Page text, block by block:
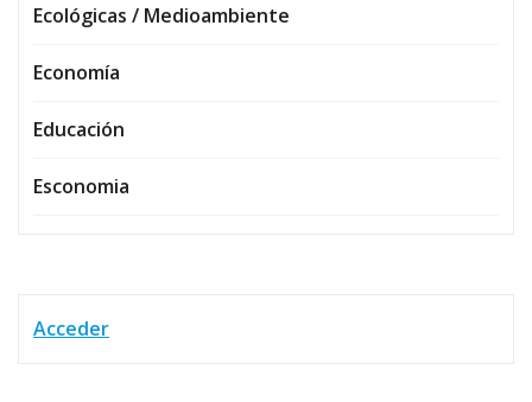
Ecológicas / Medioambiente
Economía
Educación
Esconomia
Acceder